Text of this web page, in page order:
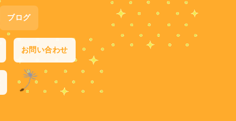
ブログ
お問い合わせ